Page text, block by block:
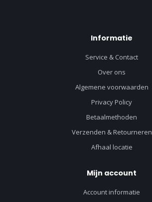
Informatie
Service & Contact
Over ons
Algemene voorwaarden
Privacy Policy
Betaalmethoden
Verzenden & Retourneren
Afhaal locatie
Mijn account
Account informatie